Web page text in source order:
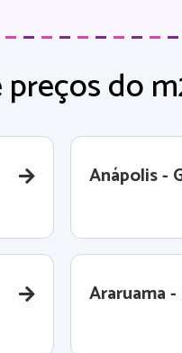
do
Anápolis -
Araruama -